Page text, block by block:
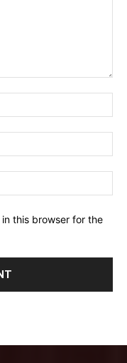
this browser for the